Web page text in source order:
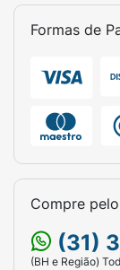
Formas de
Compre pelo
(31)
(BH e Região)